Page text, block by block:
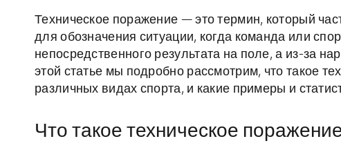
Техническое поражение — это термин, который
для обозначения ситуации, когда команда или
непосредственного результата на поле, а из-за
этой статье мы подробно рассмотрим, что такое
различных видах спорта, и какие примеры и
Что такое техническое